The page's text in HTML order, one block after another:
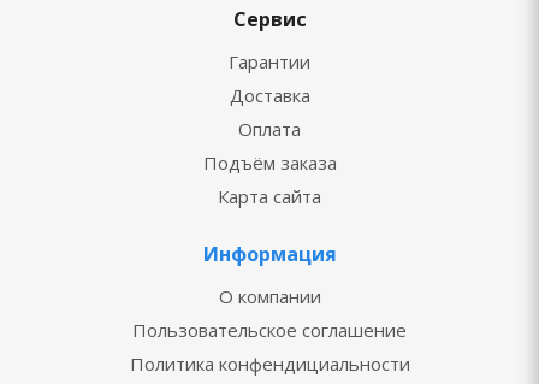
Сервис
Гарантии
Доставка
Оплата
Подъём заказа
Карта сайта
Информация
О компании
Пользовательское соглашение
Политика конфендициальности